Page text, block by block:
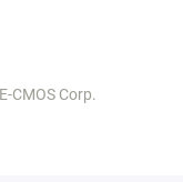
CMOS Corp.